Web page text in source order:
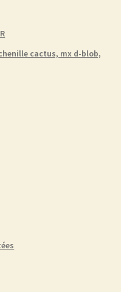
cactus, mx d-blob,